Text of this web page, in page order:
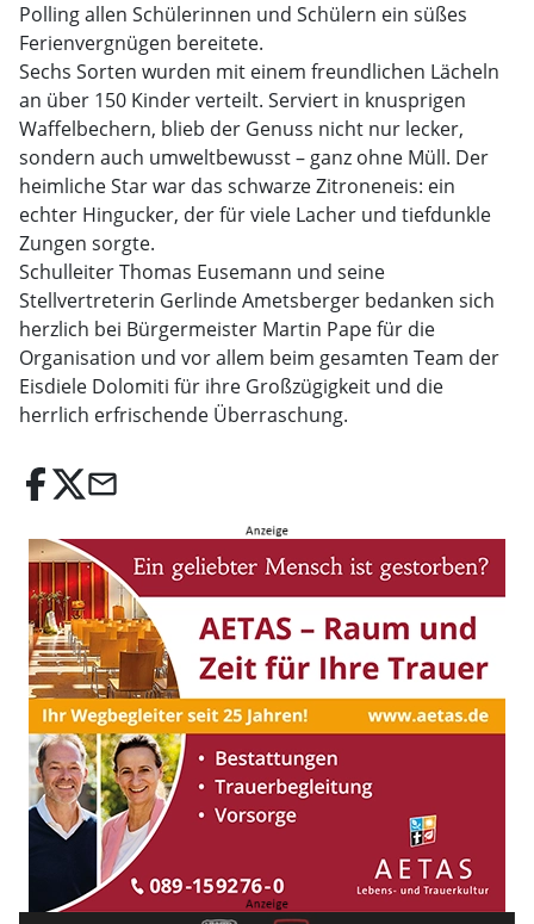
Polling allen Schülerinnen und Schülern ein süßes
Ferienvergnügen bereitete.
Sechs Sorten wurden mit einem freundlichen Lächeln
an über 150 Kinder verteilt. Serviert in knusprigen
Waffelbechern, blieb der Genuss nicht nur lecker,
sondern auch umweltbewusst – ganz ohne Müll. Der
heimliche Star war das schwarze Zitroneneis: ein
echter Hingucker, der für viele Lacher und tiefdunkle
Zungen sorgte.
Schulleiter Thomas Eusemann und seine
Stellvertreterin Gerlinde Ametsberger bedanken sich
herzlich bei Bürgermeister Martin Pape für die
Organisation und vor allem beim gesamten Team der
Eisdiele Dolomiti für ihre Großzügigkeit und die
herrlich erfrischende Überraschung.
email